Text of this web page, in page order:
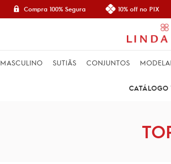
Compra 100% Segura 10% off no PIX
MASCULINO SUTIÃS CONJUNTOS
CATÁLOGO